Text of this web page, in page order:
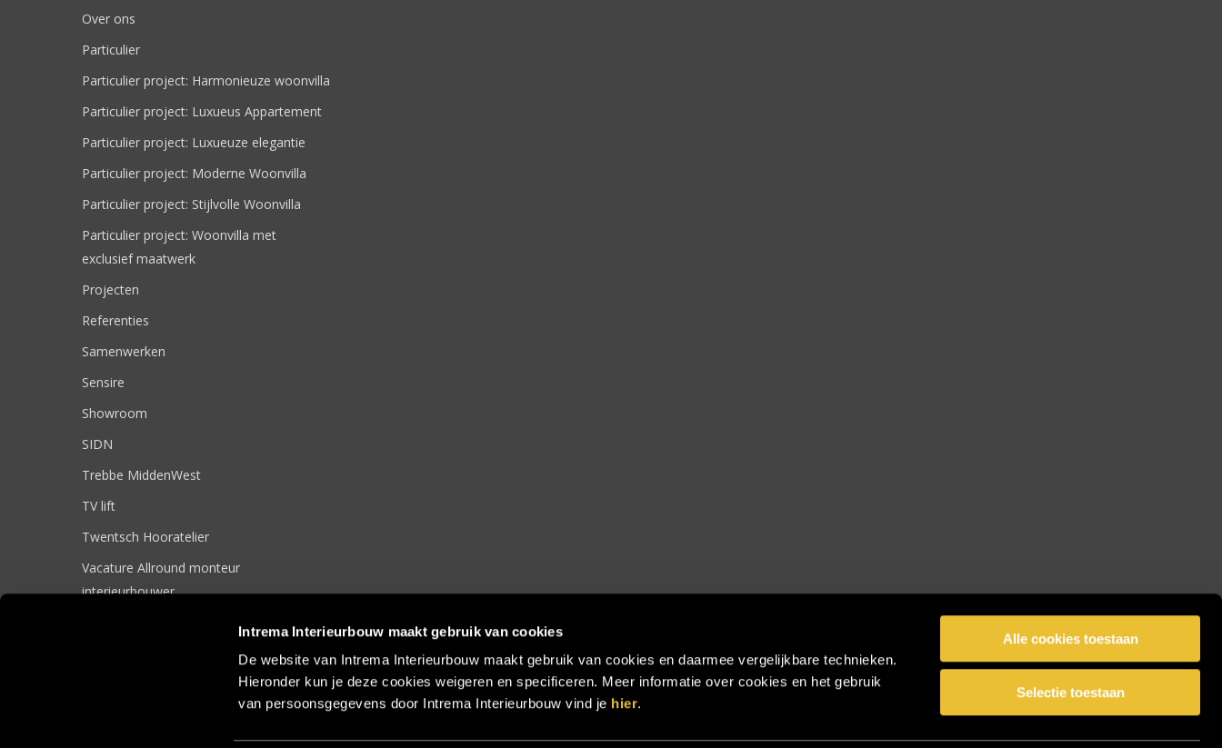
Intrema Interieurbouw maakt gebruik van cookies
De website van Intrema Interieurbouw maakt gebruik van cookies en daarmee vergelijkbare technieken.
Hieronder kun je deze cookies weigeren en specificeren. Meer informatie over cookies en het gebruik
van persoonsgegevens door Intrema Interieurbouw vind je hier.
Alle cookies toestaan
Selectie toestaan
Over ons
Particulier
Particulier project: Harmonieuze woonvilla
Particulier project: Luxueus Appartement
Particulier project: Luxueuze elegantie
Particulier project: Moderne Woonvilla
Particulier project: Stijlvolle Woonvilla
Particulier project: Woonvilla met
exclusief maatwerk
Projecten
Referenties
Samenwerken
Sensire
Showroom
SIDN
Trebbe MiddenWest
TV lift
Twentsch Hooratelier
Vacature Allround monteur
interieurbouwer